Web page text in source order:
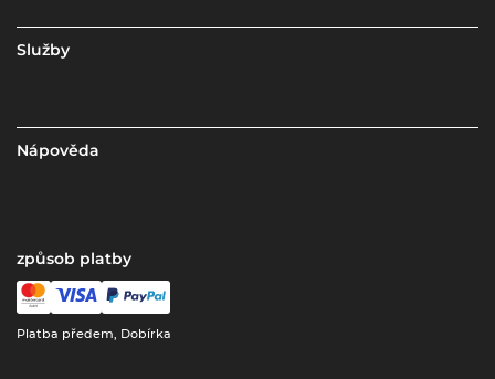
Služby
Nápověda
způsob platby
Platba předem, Dobírka